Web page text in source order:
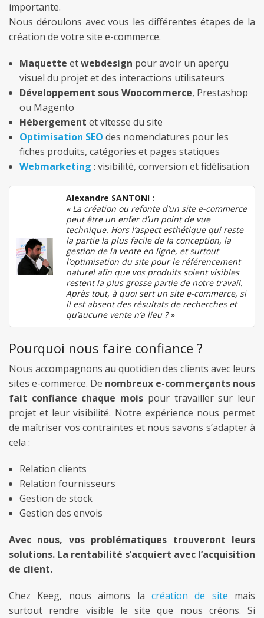
importante.
Nous déroulons avec vous les différentes étapes de la
création de votre site e-commerce.
Maquette etwebdesign pour avoir un aperçu
visuel du projet et des interactions utilisateurs
Développement sous Woocommerce, Prestashop
ou Magento
Hébergement et vitesse du site
Optimisation SEO des nomenclatures pour les
fiches produits, catégories et pages statiques
Webmarketing : visibilité, conversion et fidélisation
Alexandre SANTONI :
« La création ou refonte d’un site e-commerce
peut être un enfer d’un point de vue
technique. Hors l’aspect esthétique qui reste
la partie la plus facile de la conception, la
gestion de la vente en ligne, et surtout
l’optimisation du site pour le référencement
naturel afin que vos produits soient visibles
restent la plus grosse partie de notre travail.
Après tout, à quoi sert un site e-commerce, si
il est absent des résultats de recherches et
qu’aucune vente n’a lieu ? »
Pourquoi nous faire confiance ?
Nous accompagnons au quotidien des clients avec leurs
sites e-commerce. De nombreux e-commerçants nous
fait confiance chaque mois pour travailler sur leur
projet et leur visibilité. Notre expérience nous permet
de maîtriser vos contraintes et nous savons s’adapter à
cela :
Relation clients
Relation fournisseurs
Gestion de stock
Gestion des envois
Avec nous, vos problématiques trouveront leurs
solutions. La rentabilité s’acquiert avec l’acquisition
de client.
Chez Keeg, nous aimons la création de site mais
surtout rendre visible le site que nous créons. Si